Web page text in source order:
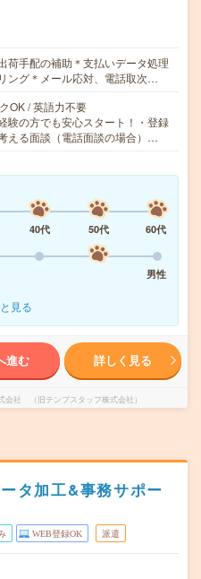
荷手配の補助＊支払いデータ処理
ング＊メール応対、電話取次…
OK / 英語力不要
験の方でも安心スタート！・登録
える面談（電話面談の場合）…
40代 50代
60代
男性
見る
進む 詳しく見る
会社 （旧テンプスタッフ株式会社）
タ加工&事務サポー
WEB登録OK 派遣